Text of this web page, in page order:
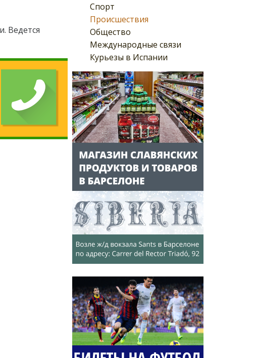
Спорт
Происшествия
Общество
Международные связи
Курьезы в Испании
Ведется